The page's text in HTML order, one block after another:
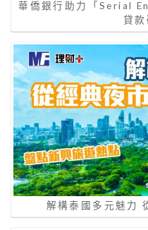
華僑銀行助力「Serial
貸款
解構泰國多元魅力